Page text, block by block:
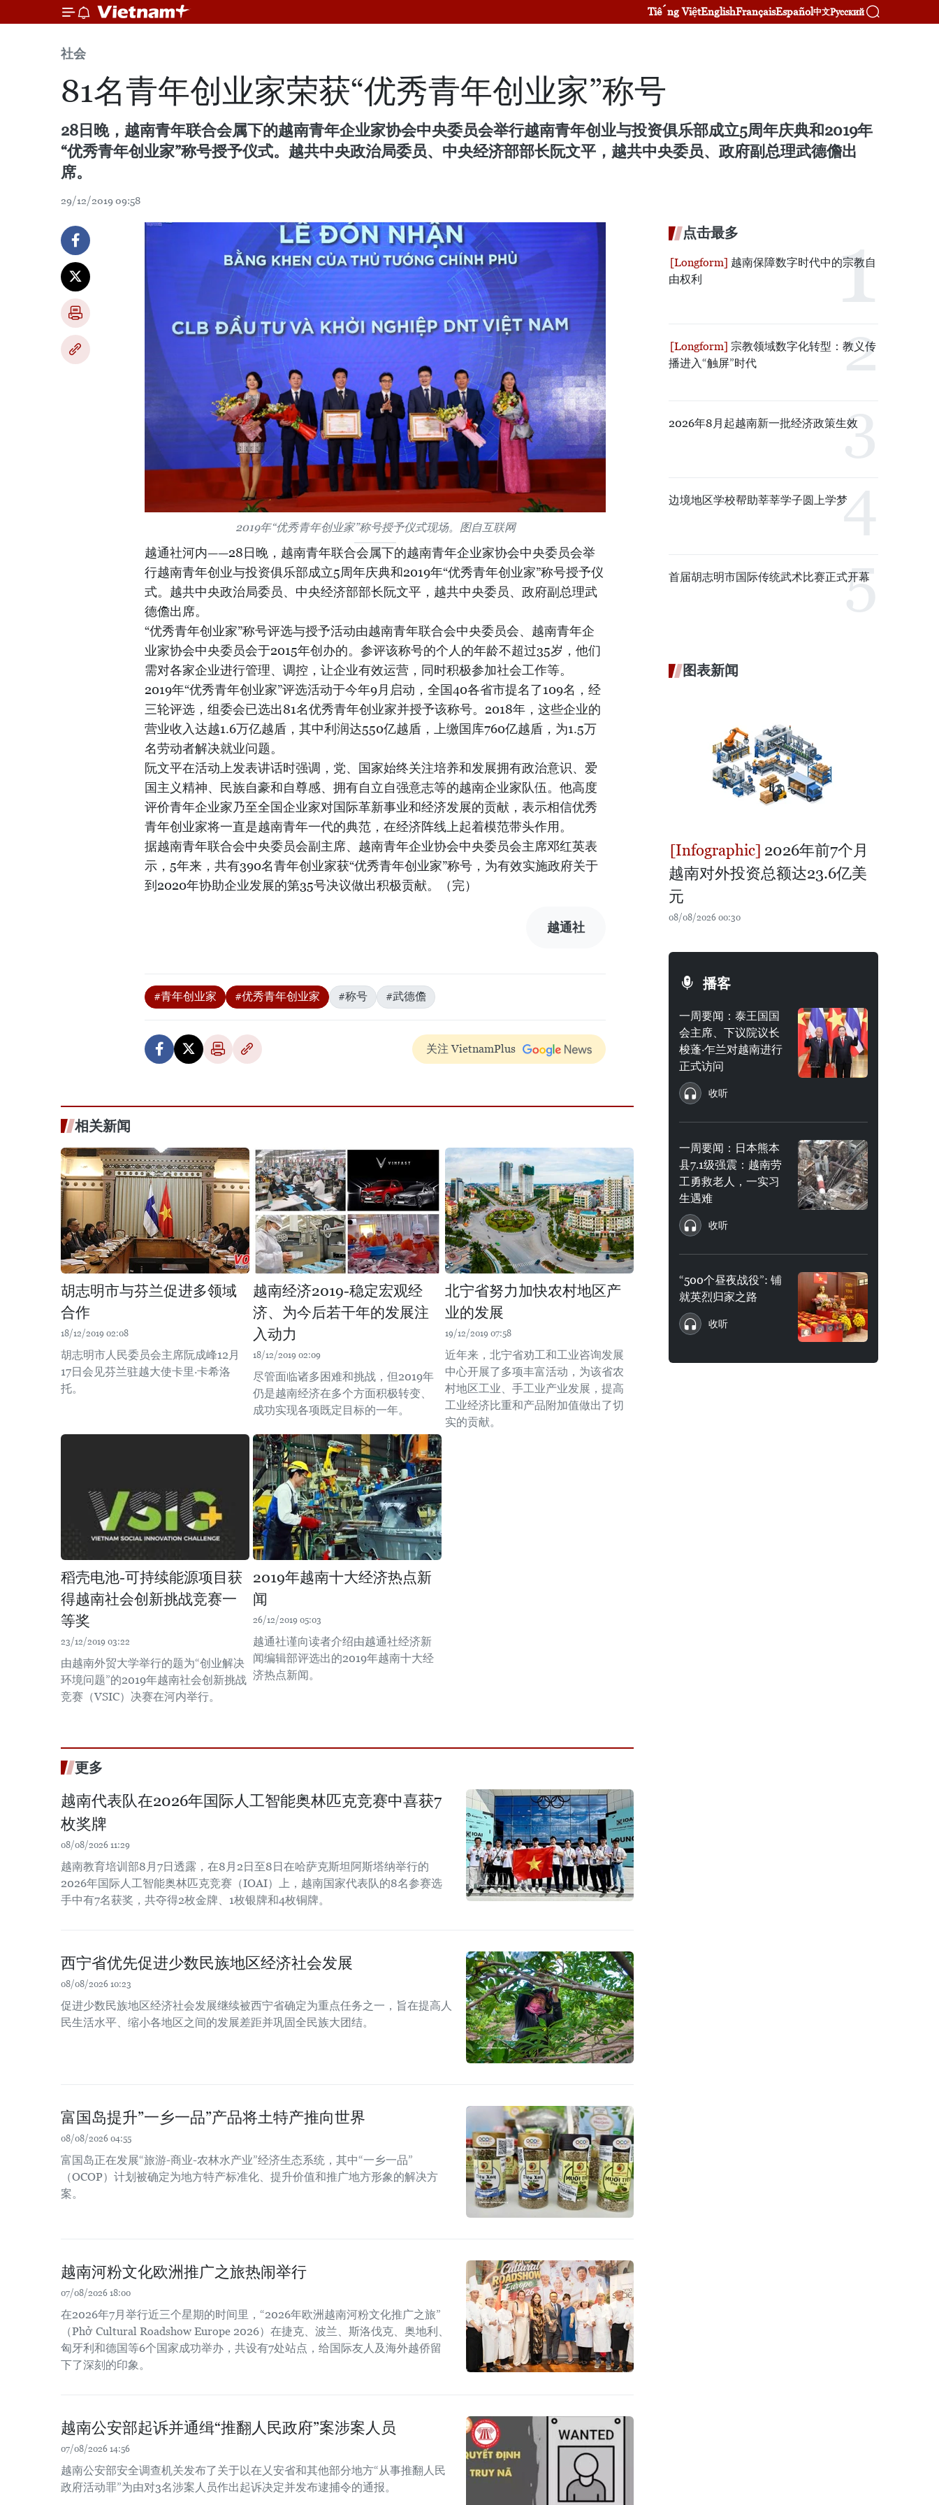
Tiếng ViệtEnglishFrançaisEspañol中文Русский
社会
81名青年创业家荣获“优秀青年创业家”称号
28日晚，越南青年联合会属下的越南青年企业家协会中央委员会举行越南青年创业与投资俱乐部成立5周年庆典和2019年
“优秀青年创业家”称号授予仪式。越共中央政治局委员、中央经济部部长阮文平，越共中央委员、政府副总理武德儋出
席。
29/12/2019 09:58
2019年“优秀青年创业家”称号授予仪式现场。图自互联网
越通社河内——28日晚，越南青年联合会属下的越南青年企业家协会中央委员会举
行越南青年创业与投资俱乐部成立5周年庆典和2019年“优秀青年创业家”称号授予仪
式。越共中央政治局委员、中央经济部部长阮文平，越共中央委员、政府副总理武
德儋出席。
“优秀青年创业家”称号评选与授予活动由越南青年联合会中央委员会、越南青年企
业家协会中央委员会于2015年创办的。参评该称号的个人的年龄不超过35岁，他们
需对各家企业进行管理、调控，让企业有效运营，同时积极参加社会工作等。
2019年“优秀青年创业家”评选活动于今年9月启动，全国40各省市提名了109名，经
三轮评选，组委会已选出81名优秀青年创业家并授予该称号。2018年，这些企业的
营业收入达越1.6万亿越盾，其中利润达550亿越盾，上缴国库760亿越盾，为1.5万
名劳动者解决就业问题。
阮文平在活动上发表讲话时强调，党、国家始终关注培养和发展拥有政治意识、爱
国主义精神、民族自豪和自尊感、拥有自立自强意志等的越南企业家队伍。他高度
评价青年企业家乃至全国企业家对国际革新事业和经济发展的贡献，表示相信优秀
青年创业家将一直是越南青年一代的典范，在经济阵线上起着模范带头作用。
据越南青年联合会中央委员会副主席、越南青年企业协会中央委员会主席邓红英表
示，5年来，共有390名青年创业家获“优秀青年创业家”称号，为有效实施政府关于
到2020年协助企业发展的第35号决议做出积极贡献。（完）
越通社
#青年创业家 #优秀青年创业家 #称号 #武德儋
关注 VietnamPlus
相关新闻
胡志明市与芬兰促进多领域
合作
18/12/2019 02:08
胡志明市人民委员会主席阮成峰12月
17日会见芬兰驻越大使卡里·卡希洛
托。
越南经济2019-稳定宏观经
济、为今后若干年的发展注
入动力
18/12/2019 02:09
尽管面临诸多困难和挑战，但2019年
仍是越南经济在多个方面积极转变、
成功实现各项既定目标的一年。
北宁省努力加快农村地区产
业的发展
19/12/2019 07:58
近年来，北宁省劝工和工业咨询发展
中心开展了多项丰富活动，为该省农
村地区工业、手工业产业发展，提高
工业经济比重和产品附加值做出了切
实的贡献。
稻壳电池-可持续能源项目获
得越南社会创新挑战竞赛一
等奖
23/12/2019 03:22
由越南外贸大学举行的题为“创业解决
环境问题”的2019年越南社会创新挑战
竞赛（VSIC）决赛在河内举行。
2019年越南十大经济热点新
闻
26/12/2019 05:03
越通社谨向读者介绍由越通社经济新
闻编辑部评选出的2019年越南十大经
济热点新闻。
更多
越南代表队在2026年国际人工智能奥林匹克竞赛中喜获7
枚奖牌
08/08/2026 11:29
越南教育培训部8月7日透露，在8月2日至8日在哈萨克斯坦阿斯塔纳举行的
2026年国际人工智能奥林匹克竞赛（IOAI）上，越南国家代表队的8名参赛选
手中有7名获奖，共夺得2枚金牌、1枚银牌和4枚铜牌。
西宁省优先促进少数民族地区经济社会发展
08/08/2026 10:23
促进少数民族地区经济社会发展继续被西宁省确定为重点任务之一，旨在提高人
民生活水平、缩小各地区之间的发展差距并巩固全民族大团结。
富国岛提升”一乡一品”产品将土特产推向世界
08/08/2026 04:55
富国岛正在发展“旅游-商业-农林水产业”经济生态系统，其中“一乡一品”
（OCOP）计划被确定为地方特产标准化、提升价值和推广地方形象的解决方
案。
越南河粉文化欧洲推广之旅热闹举行
07/08/2026 18:00
在2026年7月举行近三个星期的时间里，“2026年欧洲越南河粉文化推广之旅”
（Phở Cultural Roadshow Europe 2026）在捷克、波兰、斯洛伐克、奥地利、
匈牙利和德国等6个国家成功举办，共设有7处站点，给国际友人及海外越侨留
下了深刻的印象。
越南公安部起诉并通缉“推翻人民政府”案涉案人员
07/08/2026 14:56
越南公安部安全调查机关发布了关于以在乂安省和其他部分地方“从事推翻人民
政府活动罪”为由对3名涉案人员作出起诉决定并发布逮捕令的通报。
点击最多
越南保障数字时代中的宗教自
由权利
宗教领域数字化转型：教义传
播进入“触屏”时代
2026年8月起越南新一批经济政策生效
边境地区学校帮助莘莘学子圆上学梦
首届胡志明市国际传统武术比赛正式开幕
图表新闻
2026年前7个月
越南对外投资总额达23.6亿美
元
08/08/2026 00:30
播客
一周要闻：泰王国国
会主席、下议院议长
梭蓬·乍兰对越南进行
正式访问
收听
一周要闻：日本熊本
县7.1级强震：越南劳
工勇救老人，一实习
生遇难
收听
“500个昼夜战役”: 铺
就英烈归家之路
收听